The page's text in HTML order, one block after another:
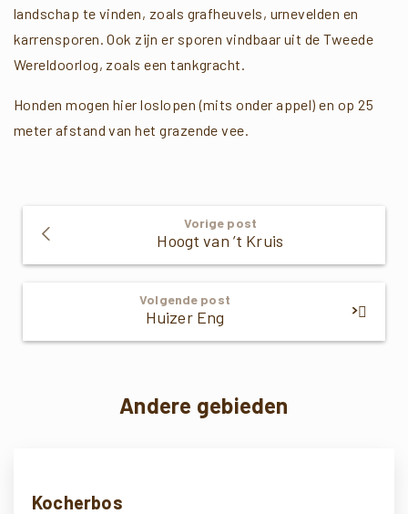
landschap te vinden, zoals grafheuvels, urnevelden en
karrensporen. Ook zijn er sporen vindbaar uit de Tweede
Wereldoorlog, zoals een tankgracht.
Honden mogen hier loslopen (mits onder appel) en op 25
meter afstand van het grazende vee.
Verder
Lezen
Vorige post
Hoogt van ’t Kruis
Volgende post
Huizer Eng
Andere gebieden
Kocherbos